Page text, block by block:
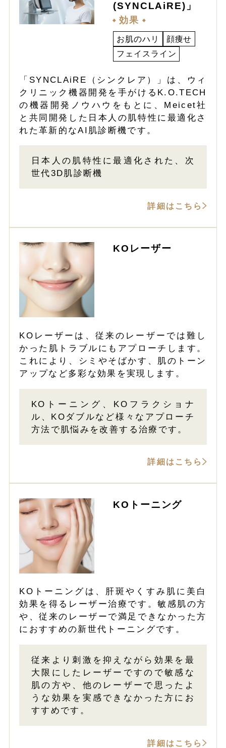
(SYNCLAiRE)」
効果
お肌のハリ
顔痩せ
フェイスライン
「SYNCLAiRE（シンクレア）」は、ウィ
クリニック機器開発を手がけるK.O.TECH
の機器開発ノウハウをもとに、Meicet社
と共同開発した日本人の肌特性に最適化さ
れた革新的なAI肌診断機です。
日本人の肌特性に最適化された、次
世代3D肌診断機
詳細はこちら
KOレーザー
KOレーザーは、従来のレーザーでは難し
かった肌トラブルにもアプローチします。
これにより、シミやそばかす、肌のトーン
アップなど多彩な効果を実現します。
KOトーニング、KOフラクショナ
ル、KOダブルなど様々なアプローチ
方法で肌悩みを改善する治療です。
詳細はこちら
KOトーニング
KOトーニングは、肝斑やくすみ肌に美白
効果を得るレーザー治療です。敏感肌の方
や、従来のレーザーで満足できなかった方
におすすめの新世代トーニングです。
従来より刺激を抑えながら効果を最
大限にしたレーザーですので敏感な
肌の方や、他のレーザーで思ったよ
うな効果を実感できなかった方にお
すすめです。
詳細はこちら